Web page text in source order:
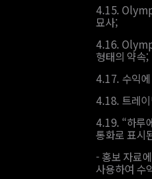
4.15.
묘사;
4.16.
형태의 약속;
4.17. 수익
4.18. 트레
4.19. “하루
통화로 표시
-홍보 자료
사용하여 수